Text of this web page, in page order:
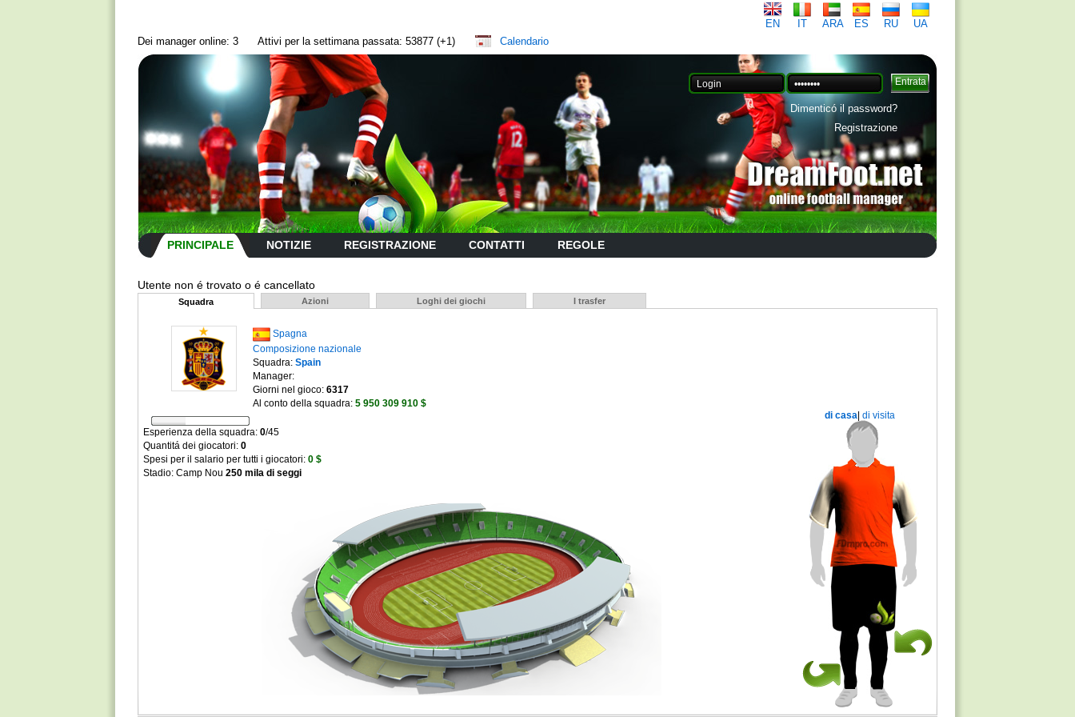
EN IT ARA ES RU
UA
Dei manager online: 3
Аttivi per la settimana passata: 53877 (+1) Calendario
Dimenticó il password?
Registrazione
PRINCIPALE NOTIZIE REGISTRAZIONE CONTATTI REGOLE
Utente non é trovato o é cancellato
Squadra Аzioni Loghi dei giochi I trasfer
Spagna
Composizione nazionale
Squadra: Spain
Manager:
Giorni nel gioco: 6317
Al conto della squadra: 5 950 309 910 $
Esperienza della squadra: 0/45
Quantitá dei giocatori: 0
Spesi per il salario per tutti i giocatori: 0 $
Stadio: Camp Nou 250 mila di seggi
di casa di visita